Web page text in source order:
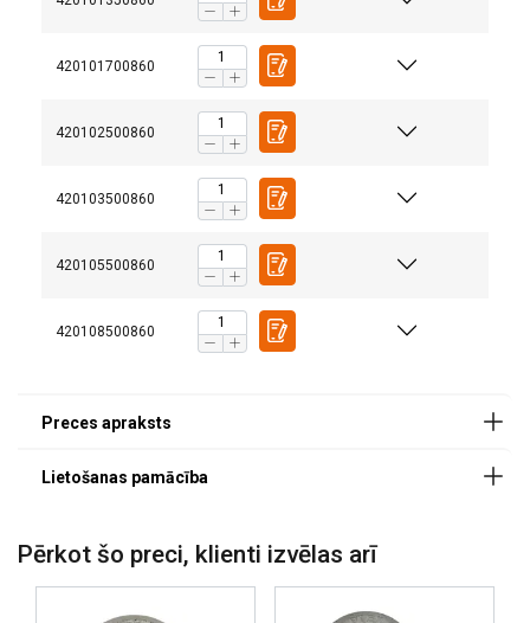
420101700860
420102500860
420103500860
420105500860
420108500860
Materiāls:
Standarts:
Pērkot šo preci, klienti izvēlas arī
Šajā tīmekļa vietnē tiek